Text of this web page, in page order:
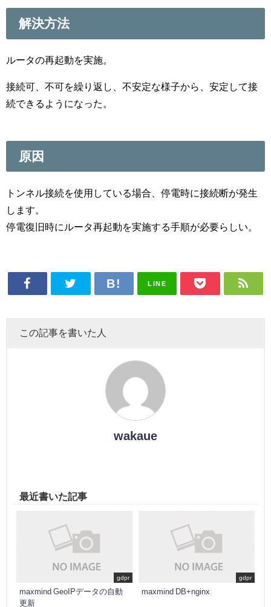
解決方法
ルータの再起動を実施。
接続可、不可を繰り返し、不安定な様子から、安定して接
続できるようになった。
原因
トンネル接続を使用している場合、停電時に接続断が発生
します。
停電復旧時にルータ再起動を実施する手順が必要らしい。
LINE
この記事を書いた人
wakaue
最近書いた記事
gdpr
maxmind GeoIPデータの自動
更新
gdpr
maxmind DB+nginx